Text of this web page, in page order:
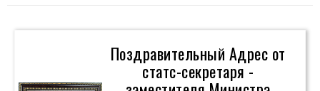
Поздравительный Адрес от
статс-секретаря -